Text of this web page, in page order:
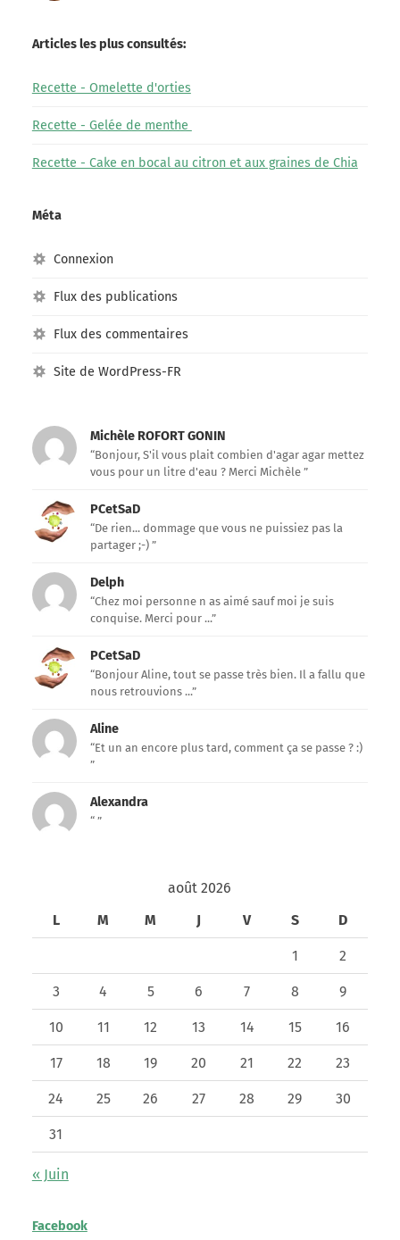
Articles les plus consultés:
Recette - Omelette d'orties
Recette - Gelée de menthe
Recette - Cake en bocal au citron et aux graines de Chia
Méta
Connexion
Flux des publications
Flux des commentaires
Site de WordPress-FR
Michèle ROFORT GONIN
“Bonjour, S'il vous plait combien d'agar agar mettez
vous pour un litre d'eau ? Merci Michèle ”
PCetSaD
“De rien... dommage que vous ne puissiez pas la
partager ;-) ”
Delph
“Chez moi personne n as aimé sauf moi je suis
conquise. Merci pour ...”
PCetSaD
“Bonjour Aline, tout se passe très bien. Il a fallu que
nous retrouvions ...”
Aline
“Et un an encore plus tard, comment ça se passe ? :)
”
Alexandra
“ ”
août 2026
L
M M J V S D
1 2
3 4 5 6 7 8 9
10 11 12 13 14 15 16
17 18 19 20 21 22 23
24 25 26 27 28 29 30
31
« Juin
Facebook